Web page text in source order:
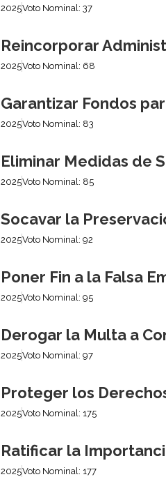
2025Voto Nominal: 37
Reincorporar
2025Voto Nominal: 68
Garantizar Fondos
2025Voto Nominal: 83
Eliminar Medidas de
2025Voto Nominal: 85
Socavar la
2025Voto Nominal: 92
Poner Fin a la Falsa
2025Voto Nominal: 95
Derogar la Multa a
2025Voto Nominal: 97
Proteger los
2025Voto Nominal: 175
Ratificar la
2025Voto Nominal: 177